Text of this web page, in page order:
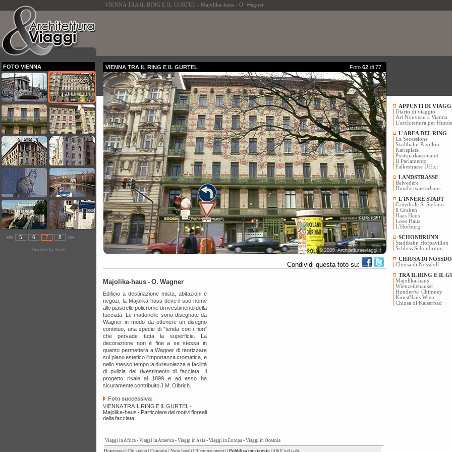
VIENNA TRA IL RING E IL GURTEL - Majolika-haus - O. Wagner
FOTO VIENNA
<< 5 6 7 8 >>
Powered by Amee
VIENNA TRA IL RING E IL GURTEL Foto 62 di 77
Condividi questa foto su:
Majolika-haus - O. Wagner
Edificio a destinazione mista, abitazioni e
negozi, la Majolika-haus deve il suo nome
alle piastrelle policrome di rivestimento della
facciata. Le mattonelle sono disegnate da
Wagner in modo da ottenere un disegno
continuo, una specie di "tenda con i fiori"
che pervade tutta la superficie. La
decorazione non è fine a se stessa in
quanto permetterà a Wagner di teorizzare
sul piano estetico l'importanza cromatica, e
nello stesso tempo la durevolezza e facilità
di pulizia del rivestimento di facciata. Il
progetto risale al 1899 e ad esso ha
sicuramente contribuito J.M. Olbrich.
Foto successiva:
VIENNA TRA IL RING E IL GURTEL -
Majolika-haus - Particolare dei motivi floreali
della facciata
APPUNTI DI
Diario di viaggio
Art Nouveau a Vienna
L'architettura per
L'AREA DEL RING
La Secessione
Stadtbahn Pavillon
Karlsplatz
Postsparkassenamt
Il Parlamento
Falkestrasse Uffici
LANDSTRASSE
Belvedere
Hundertwasserhaus
L'INNERE STADT
Cattedrale S. Stefano
il Graben
Haas Haus
Loos Haus
L'Hofburg
SCHONBRUNN
Stadtbahn Hofpavillon
Schloss Schonbrunn
CHIUSA DI
Chiusa di Nossdolf
TRA IL RING E IL
Majolika-haus
Wienzeilehauser
Hundertw. Chimney
KunstHaus Wien
Chiusa di Kaiserbad
Viaggi in Africa - Viaggi in America - Viaggi in Asia - Viaggi in Europa - Viaggi in Oceania
Homepage Chi siamo Contatto Note legali Riconoscimenti Pubblica un viaggio A&V nel web